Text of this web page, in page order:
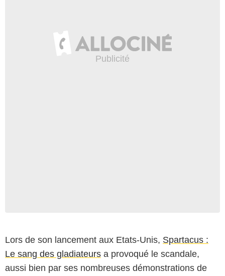
Lors de son lancement aux Etats-Unis, Spartacus :
Le sang des gladiateurs a provoqué le scandale,
aussi bien par ses nombreuses démonstrations de